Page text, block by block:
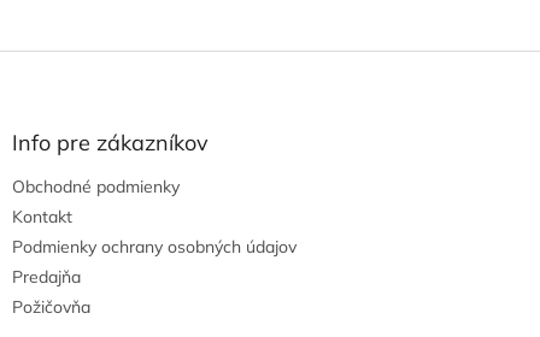
Z
Info pre zákazníkov
Obchodné podmienky
Kontakt
Podmienky ochrany osobných údajov
Predajňa
Požičovňa